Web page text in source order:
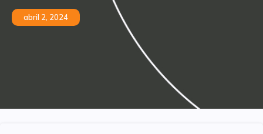
abril 2, 2024